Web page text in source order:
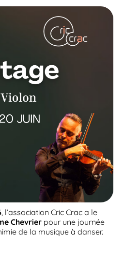
, l’association Cric Crac a le
Chevrier pour une journée
de la musique à danser.